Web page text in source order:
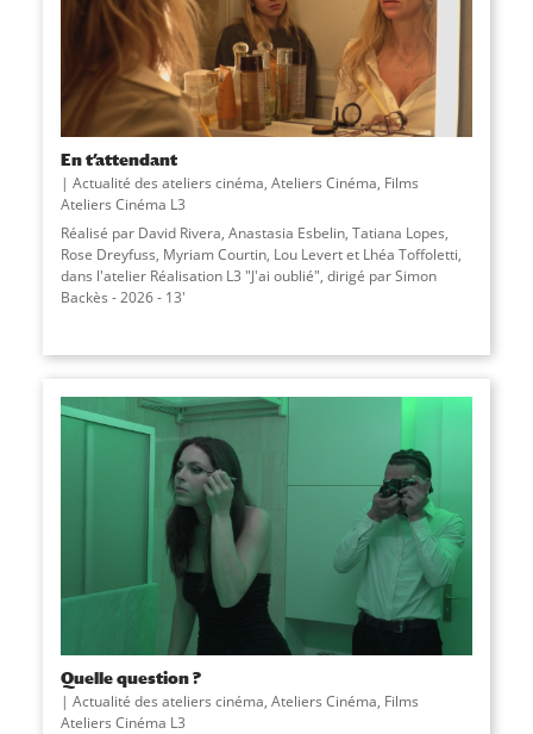
En t’attendant
Actualité des ateliers cinéma, Ateliers Cinéma, Films
Ateliers Cinéma L3
Réalisé par David Rivera, Anastasia Esbelin, Tatiana Lopes,
Rose Dreyfuss, Myriam Courtin, Lou Levert et Lhéa Toffoletti,
dans l'atelier Réalisation L3 "J'ai oublié", dirigé par Simon
Backès - 2026 - 13'
Quelle question ?
Actualité des ateliers cinéma, Ateliers Cinéma, Films
Ateliers Cinéma L3